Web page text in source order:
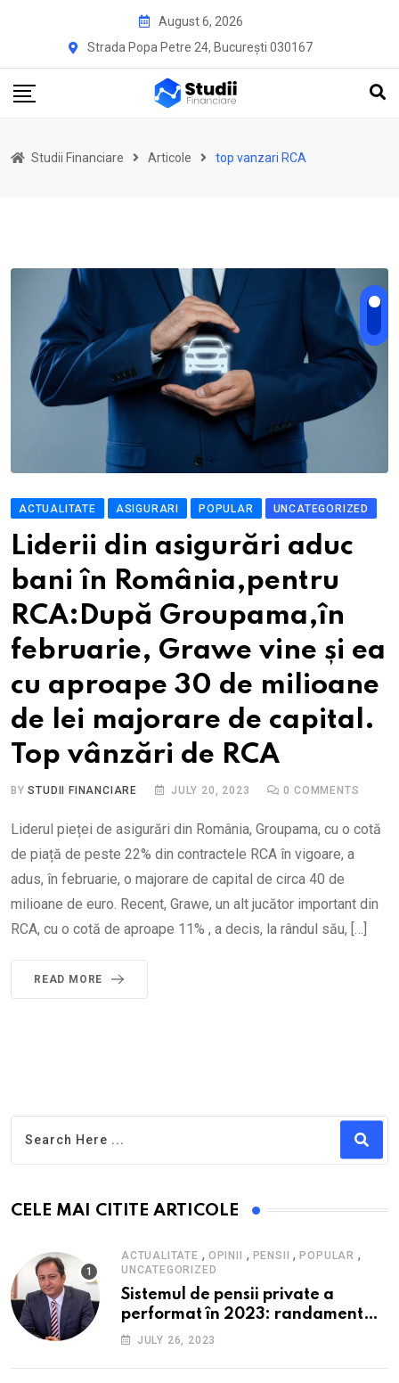
August 6, 2026
Strada Popa Petre 24, București 030167
Studii Financiare Articole top vanzari RCA
ACTUALITATE ASIGURARI POPULAR UNCATEGORIZED
Liderii din asigurări aduc
bani în România,pentru
RCA:După Groupama,în
februarie, Grawe vine și ea
cu aproape 30 de milioane
de lei majorare de capital.
Top vânzări de RCA
BYSTUDII FINANCIARE JULY 20, 2023 0 COMMENTS
Liderul pieței de asigurări din România, Groupama, cu o cotă
de piață de peste 22% din contractele RCA în vigoare, a
adus, în februarie, o majorare de capital de circa 40 de
milioane de euro. Recent, Grawe, un alt jucător important din
RCA, cu o cotă de aproape 11% , a decis, la rândul său, […]
READ MORE
CELE MAI CITITE ARTICOLE
ACTUALITATE , OPINII , PENSII ,POPULAR ,
UNCATEGORIZED
Sistemul de pensii private a
performat în 2023: randament
peste inflație, active și plăți la
cadrul ofertei Hidroelectrica,
JULY 26, 2023